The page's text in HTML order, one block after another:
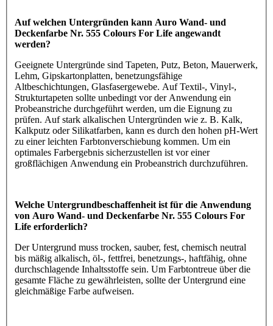
Auf welchen Untergründen kann Auro Wand- und
Deckenfarbe Nr. 555 Colours For Life angewandt
werden?
Geeignete Untergründe sind Tapeten, Putz, Beton, Mauerwerk,
Lehm, Gipskartonplatten, benetzungsfähige
Altbeschichtungen, Glasfasergewebe. Auf Textil-, Vinyl-,
Strukturtapeten sollte unbedingt vor der Anwendung ein
Probeanstriche durchgeführt werden, um die Eignung zu
prüfen. Auf stark alkalischen Untergründen wie z. B. Kalk,
Kalkputz oder Silikatfarben, kann es durch den hohen pH-Wert
zu einer leichten Farbtonverschiebung kommen. Um ein
optimales Farbergebnis sicherzustellen ist vor einer
großflächigen Anwendung ein Probeanstrich durchzuführen.
Welche Untergrundbeschaffenheit ist für die Anwendung
von Auro Wand- und Deckenfarbe Nr. 555 Colours For
Life erforderlich?
Der Untergrund muss trocken, sauber, fest, chemisch neutral
bis mäßig alkalisch, öl-, fettfrei, benetzungs-, haftfähig, ohne
durchschlagende Inhaltsstoffe sein. Um Farbtontreue über die
gesamte Fläche zu gewährleisten, sollte der Untergrund eine
gleichmäßige Farbe aufweisen.